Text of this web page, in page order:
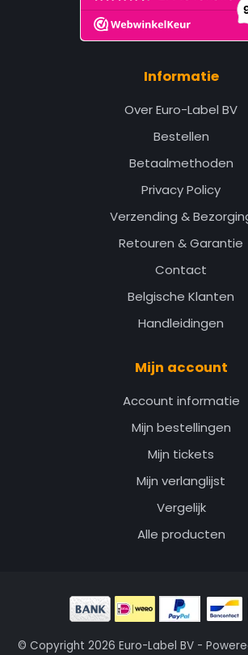
Informatie
Over Euro-Label BV
Bestellen
Betaalmethoden
Privacy Policy
Verzending &
Retouren & Garantie
Contact
Belgische Klanten
Handleidingen
Mijn account
Account informatie
Mijn bestellingen
Mijn tickets
Mijn verlanglijst
Vergelijk
Alle producten
© Copyright 2026 Euro-Label BV -